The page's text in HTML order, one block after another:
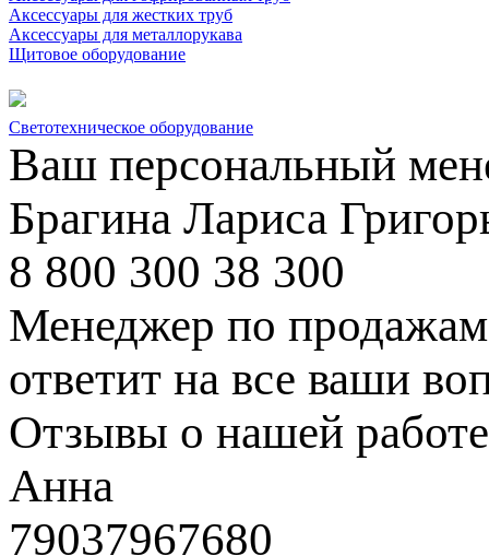
Аксессуары для жестких труб
Аксессуары для металлорукава
Щитовое оборудование
Светотехническое оборудование
Ваш персональный
Брагина Лариса
8 800 300 38 300
Менеджер по продажам
ответит на все ваши
Отзывы о нашей работе
Анна
79037967680